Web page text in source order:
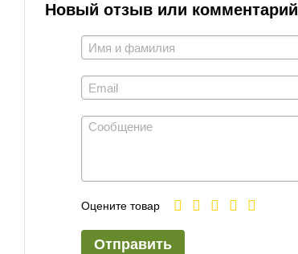
Новый отзыв или комментарий
Оцените товар
Отправить